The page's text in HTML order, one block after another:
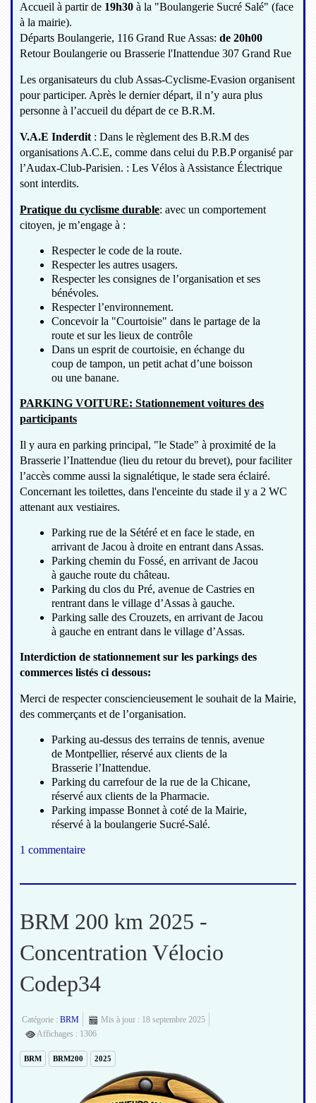
Accueil à partir de 19h30 à la "Boulangerie Sucré Salé" (face
à la mairie).
Départs Boulangerie, 116 Grand Rue Assas: de 20h00
Retour Boulangerie ou Brasserie l'Inattendue 307 Grand Rue
Les organisateurs du club Assas-Cyclisme-Evasion organisent
pour participer. Après le dernier départ, il n’y aura plus
personne à l’accueil du départ de ce B.R.M.
V.A.E Inderdit : Dans le règlement des B.R.M des
organisations A.C.E, comme dans celui du P.B.P organisé par
l’Audax-Club-Parisien. : Les Vélos à Assistance Électrique
sont interdits.
Pratique du cyclisme durable: avec un comportement
citoyen, je m’engage à :
Respecter le code de la route.
Respecter les autres usagers.
Respecter les consignes de l’organisation et ses
bénévoles.
Respecter l’environnement.
Concevoir la "Courtoisie" dans le partage de la
route et sur les lieux de contrôle
Dans un esprit de courtoisie, en échange du
coup de tampon, un petit achat d’une boisson
ou une banane.
PARKING VOITURE: Stationnement voitures des
participants
Il y aura en parking principal, "le Stade" à proximité de la
Brasserie l’Inattendue (lieu du retour du brevet), pour faciliter
l’accès comme aussi la signalétique, le stade sera éclairé.
Concernant les toilettes, dans l'enceinte du stade il y a 2 WC
attenant aux vestiaires.
Parking rue de la Sétéré et en face le stade, en
arrivant de Jacou à droite en entrant dans Assas.
Parking chemin du Fossé, en arrivant de Jacou
à gauche route du château.
Parking du clos du Pré, avenue de Castries en
rentrant dans le village d’Assas à gauche.
Parking salle des Crouzets, en arrivant de Jacou
à gauche en entrant dans le village d’Assas.
Interdiction de stationnement sur les parkings des
commerces listés ci dessous:
Merci de respecter consciencieusement le souhait de la Mairie,
des commerçants et de l’organisation.
Parking au-dessus des terrains de tennis, avenue
de Montpellier, réservé aux clients de la
Brasserie l’Inattendue.
Parking du carrefour de la rue de la Chicane,
réservé aux clients de la Pharmacie.
Parking impasse Bonnet à coté de la Mairie,
réservé à la boulangerie Sucré-Salé.
1 commentaire
BRM 200 km 2025 -
Concentration Vélocio
Codep34
Catégorie : BRM
Mis à jour : 18 septembre 2025
Affichages : 1306
BRM BRM200 2025